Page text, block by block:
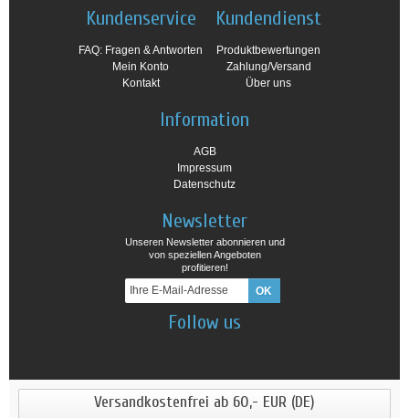
Kundenservice
FAQ: Fragen & Antworten
Mein Konto
Kontakt
Kundendienst
Produktbewertungen
Zahlung/Versand
Über uns
Information
AGB
Impressum
Datenschutz
Newsletter
Unseren Newsletter abonnieren und
von speziellen Angeboten
profitieren!
Follow us
Versandkostenfrei ab 60,- EUR (DE)